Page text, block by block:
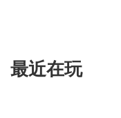
最近在玩